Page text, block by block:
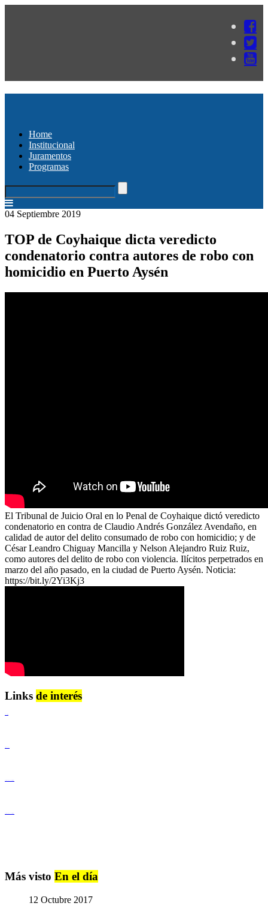
Home
Institucional
Juramentos
Programas
04 Septiembre 2019
TOP de Coyhaique dicta veredicto
condenatorio contra autores de robo con
homicidio en Puerto Aysén
El Tribunal de Juicio Oral en lo Penal de Coyhaique dictó veredicto
condenatorio en contra de Claudio Andrés González Avendaño, en
calidad de autor del delito consumado de robo con homicidio; y de
César Leandro Chiguay Mancilla y Nelson Alejandro Ruiz Ruiz,
como autores del delito de robo con violencia. Ilícitos perpetrados en
marzo del año pasado, en la ciudad de Puerto Aysén. Noticia:
https://bit.ly/2Yi3Kj3
Links de interés
Más visto En el día
12 Octubre 2017